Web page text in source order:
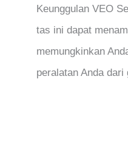
Keunggulan VEO
tas ini dapat
memungkinkan
peralatan Anda dari